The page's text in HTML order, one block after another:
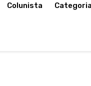
Colunista